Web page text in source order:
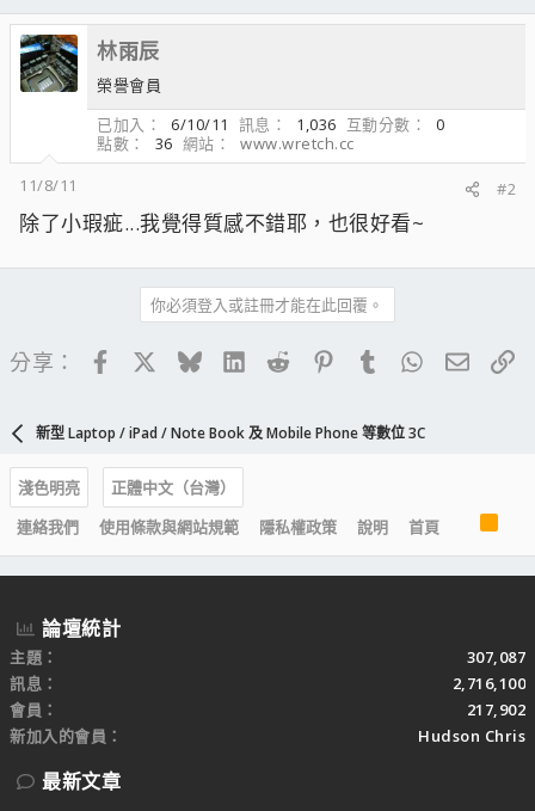
林雨辰
榮譽會員
已加入
6/10/11 訊息 1,036 互動分數
0
點數
36 網站
www.wretch.cc
11/8/11
#2
除了小瑕疵...我覺得質感不錯耶，也很好看~
你必須登入或註冊才能在此回覆。
分享： FacebookBlueskyLinkedIn
Reddit PinterestTumblrWhatsApp
電子
新型 Laptop / iPad / Note Book 及 Mobile Phone 等數位 3C
淺色明亮
正體中文（台灣）
連絡我們
使用條款與網站規範 隱私權政策 說明 首頁
S
論壇統計
主題
307,087
訊息
2,716,100
會員
217,902
新加入的會員
Hudson Chris
最新文章